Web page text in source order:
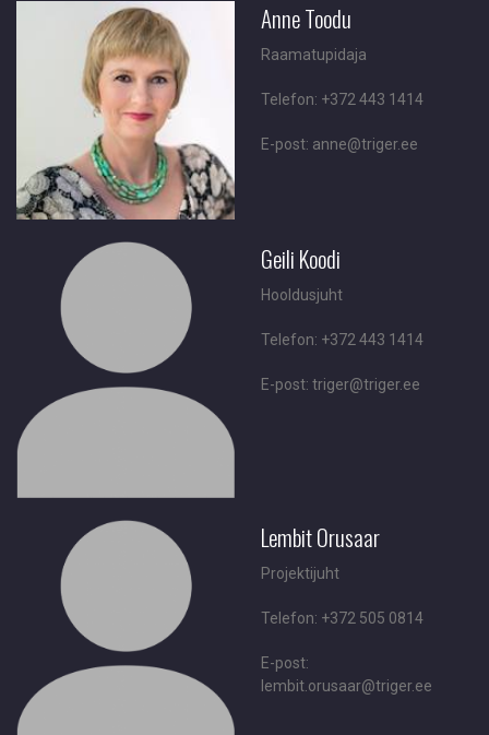
Anne Toodu
Raamatupidaja
Telefon: +372 443 1414
E-post: anne@triger.ee
Geili Koodi
Hooldusjuht
Telefon: +372 443 1414
E-post: triger@triger.ee
Lembit Orusaar
Projektijuht
Telefon: +372 505 0814
E-post:
lembit.orusaar@triger.ee